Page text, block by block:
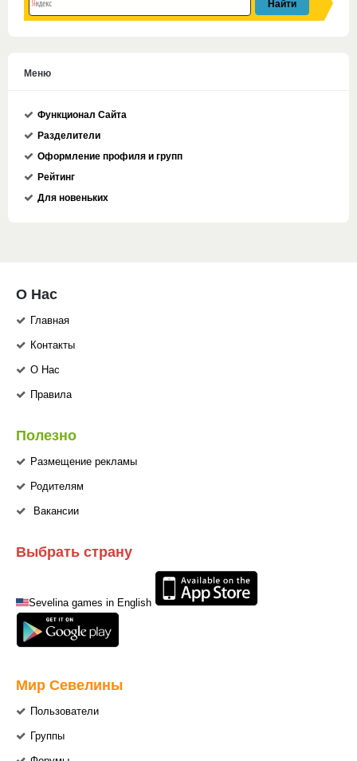
Меню
Функционал Сайта
Разделители
Оформление профиля и групп
Рейтинг
Для новеньких
О Нас
Главная
Контакты
О Нас
Правила
Полезно
Размещение рекламы
Родителям
Вакансии
Выбрать страну
Sevelina games in English
Мир Севелины
Пользователи
Группы